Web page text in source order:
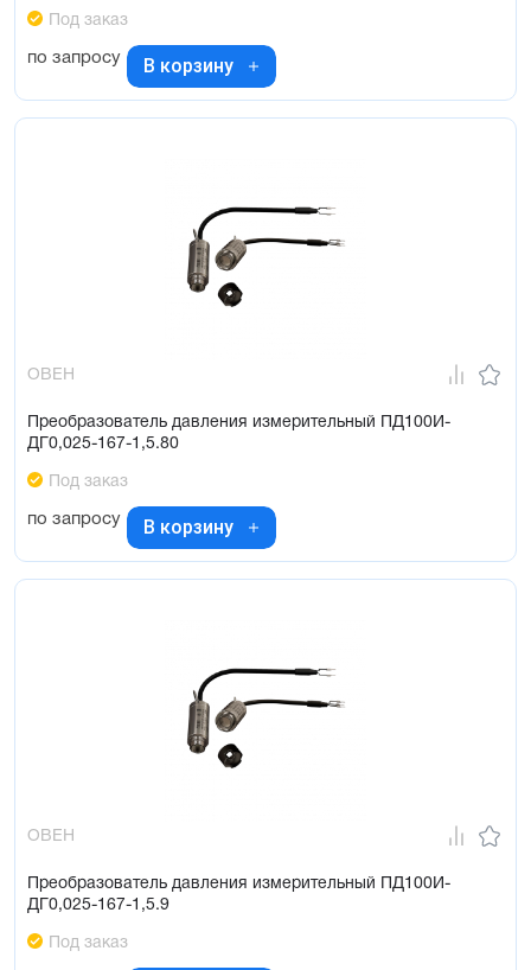
Под заказ
по запросу В корзину
ОВЕН
Преобразователь давления измерительный ПД100И-
ДГ0,025-167-1,5.80
Под заказ
по запросу В корзину
ОВЕН
Преобразователь давления измерительный ПД100И-
ДГ0,025-167-1,5.9
Под заказ